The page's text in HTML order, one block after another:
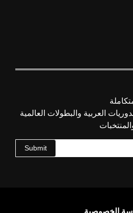
العربية والبطولات العالمية
Submit